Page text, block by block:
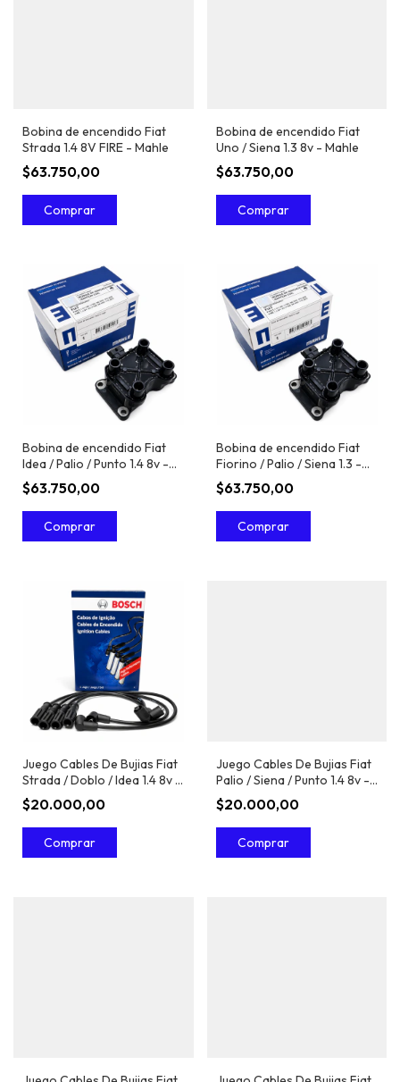
Bobina de encendido Fiat
Strada 1.4 8V FIRE - Mahle
$63.750,00
Bobina de encendido Fiat
Uno / Siena 1.3 8v - Mahle
$63.750,00
Bobina de encendido Fiat
Idea / Palio / Punto 1.4 8v -
Mahle
$63.750,00
Bobina de encendido Fiat
Fiorino / Palio / Siena 1.3 -
Mahle
$63.750,00
Juego Cables De Bujias Fiat
Strada / Doblo / Idea 1.4 8v -
Bosch
$20.000,00
Juego Cables De Bujias Fiat
Palio / Siena / Punto 1.4 8v -
Bosch
$20.000,00